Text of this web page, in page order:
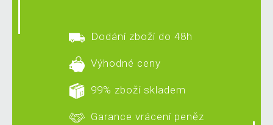
Dodání zboží do 48h
Výhodné ceny
99% zboží skladem
Garance vrácení peněz